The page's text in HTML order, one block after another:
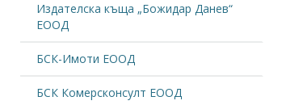
Издателска къща „Божидар Данев“
ЕООД
БСК-Имоти ЕООД
БСК Комерсконсулт ЕООД